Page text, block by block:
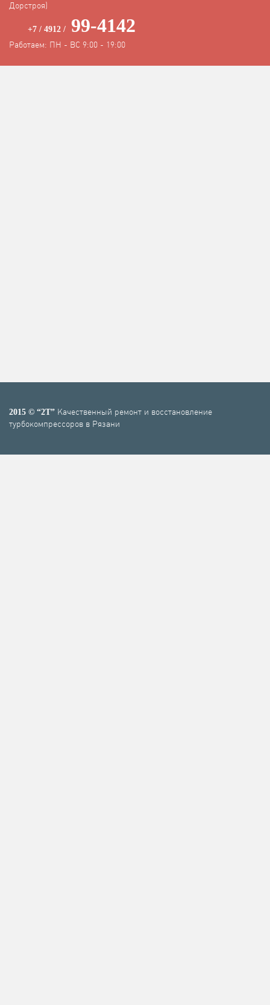
Дорстроя)
+7 / 4912 / 99-4142
Работаем: ПН - ВС 9:00 - 19:00
2015 © “2T” Качественный ремонт и восстановление
турбокомпрессоров в Рязани